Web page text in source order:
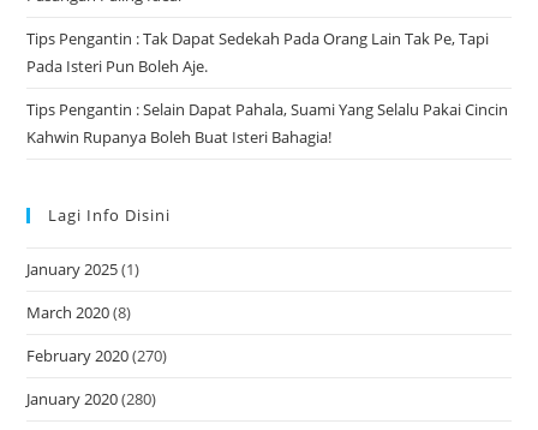
Tips Pengantin : Tak Dapat Sedekah Pada Orang Lain Tak Pe, Tapi
Pada Isteri Pun Boleh Aje.
Tips Pengantin : Selain Dapat Pahala, Suami Yang Selalu Pakai Cincin
Kahwin Rupanya Boleh Buat Isteri Bahagia!
Lagi Info Disini
January 2025(1)
March 2020(8)
February 2020(270)
January 2020(280)